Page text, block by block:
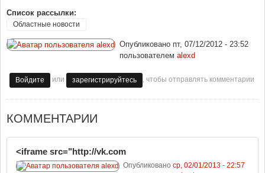
Список рассылки:
Областные новости
Опубликовано пт, 07/12/2012 - 23:52
пользователем alexd
Войдите или зарегистрируйтесь , чтобы отправлять комментарии
КОММЕНТАРИИ
<iframe src="http://vk.com
Опубликовано ср, 02/01/2013 - 22:57